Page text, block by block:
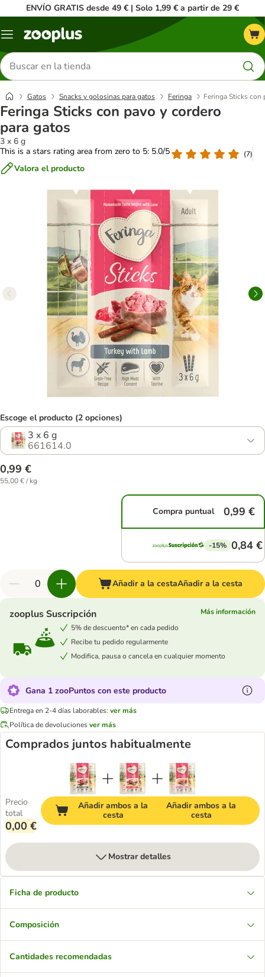
ENVÍO GRATIS desde 49 € | Solo 1,99 € a partir de 29 €
Menú
Buscar
productos
Gatos Snacks y golosinas para gatos Feringa Feringa Sticks con
Feringa Sticks con pavo y cordero
para gatos
3 x 6 g
This is a stars rating area from zero to 5: 5.0/5
(7)
Valora el producto
Escoge el producto (2 opciones)
3 x 6 g
661614.0
0,99 €
55,00 € / kg
Compra puntual 0,99 €
-15% 0,84 €
Añadir a la cestaAñadir a la cesta
zooplus Suscripción
Más información
5% de descuento* en cada pedido
Recibe tu pedido regularmente
Modifica, pausa o cancela en cualquier momento
Gana 1 zooPuntos con este producto
Entrega en 2-4 días laborables: ver más
Política de devolucionesver más
Comprados juntos habitualmente
Precio
total
0,00 €
Añadir ambos a la
cesta
Añadir ambos a la
cesta
Mostrar detalles
Ficha de producto
Composición
Cantidades recomendadas